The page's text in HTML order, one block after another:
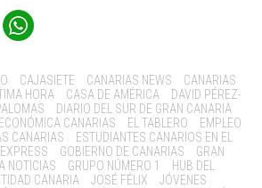
CAJASIETE CANARIAS NEWS
CANARIAS
HORA CASA DE AMÉRICA
DAVID PÉREZ-
DIARIO DEL SUR DE GRAN CANARIA
CANARIAS EL TABLERO
EMPLEO
CANARIAS
ESTUDIANTES CANARIOS EN EL
GOBIERNO DE CANARIAS
GRAN
NOTICIAS GRUPO NÚMERO 1
HUB DEL
CANARIA JOSÉ FÉLIX
JÓVENES